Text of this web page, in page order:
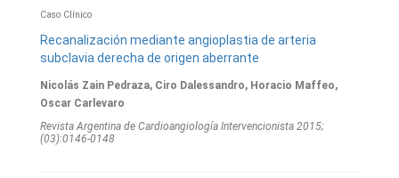
Caso Clínico
Recanalización mediante angioplastia de arteria
subclavia derecha de origen aberrante
Nicolás Zain Pedraza, Ciro Dalessandro, Horacio Maffeo,
Oscar Carlevaro
Revista Argentina de Cardioangiologí­a Intervencionista 2015;
(03):0146-0148